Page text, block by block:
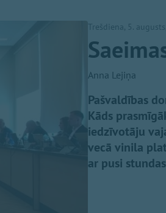
Trešdiena, 5.
Anna Lejiņa
Pašvaldības
Kāds
iedzīvotāju
vecā vinila
ar pusi